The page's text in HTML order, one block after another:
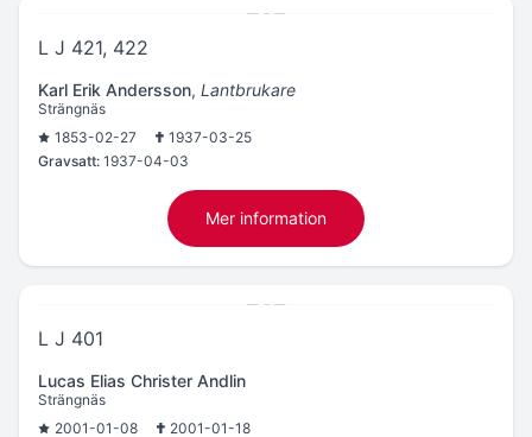
L J 421, 422
Karl Erik Andersson, Lantbrukare
Strängnäs
1853-02-27
1937-03-25
Gravsatt: 1937-04-03
Mer information
L J 401
Lucas Elias Christer Andlin
Strängnäs
2001-01-08
2001-01-18